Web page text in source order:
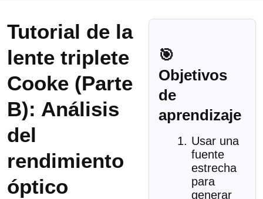
🎯
Objetivos
de
aprendizaje
Usar una
fuente
estrecha
para
generar
Tutorial de la
lente triplete
Cooke (Parte
B): Análisis
del
rendimiento
óptico